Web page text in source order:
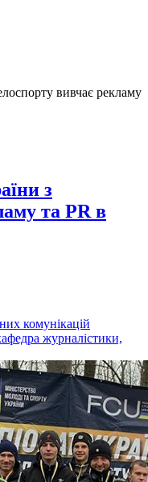
вивчає рекламу
з
та PR в
комунікацій
журналістики,